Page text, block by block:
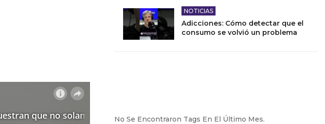
NOTICIAS
Adicciones: Cómo detectar que el
consumo se volvió un problema
No Se Encontraron Tags En El Último Mes.